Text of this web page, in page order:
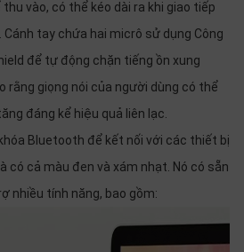
vào, có thể kéo dài ra khi giao tiếp
Cánh tay chứa hai micrô sử dụng Công
để tự động chặn tiếng ồn xung
rằng giọng nói của người dùng có thể
đáng kể hiệu quả liên lạc.
Bluetooth để kết nối với các thiết bị
có cả màu đen và xám nhạt. Nó có sẵn
nhiều tính năng, bao gồm: